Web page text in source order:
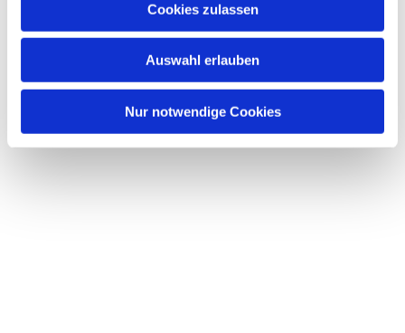
Cookies zulassen
Auswahl erlauben
Nur notwendige Cookies